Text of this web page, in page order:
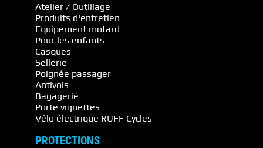
Atelier / Outillage
Produits d'entretien
Equipement motard
Pour les enfants
Casques
Sellerie
Poignée passager
Antivols
Bagagerie
Porte vignettes
Vélo électrique RUFF Cycles
PROTECTIONS